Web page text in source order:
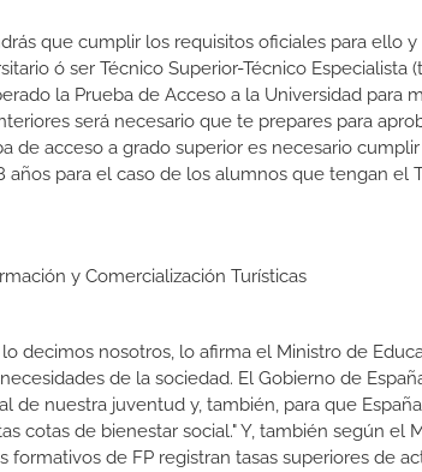
que cumplir los requisitos oficiales para ello y
ó ser Técnico Superior-Técnico Especialista
la Prueba de Acceso a la Universidad para
será necesario que te prepares para
de acceso a grado superior es necesario
para el caso de los alumnos que tengan el
y Comercialización Turísticas
decimos nosotros, lo afirma el Ministro de
de la sociedad. El Gobierno de
de nuestra juventud y, también, para que
cotas de bienestar social." Y, también según el
de FP registran tasas superiores de